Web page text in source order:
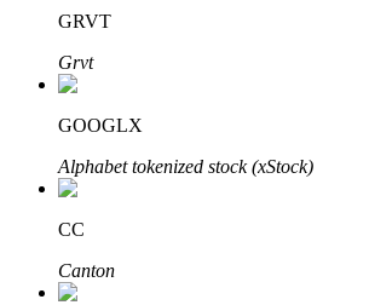
Aprender Staking
Obtenga más información sobre cómo
Bitrue
GRVT
Grvt
GOOGLX
Alphabet tokenized stock (xStock)
CC
Canton